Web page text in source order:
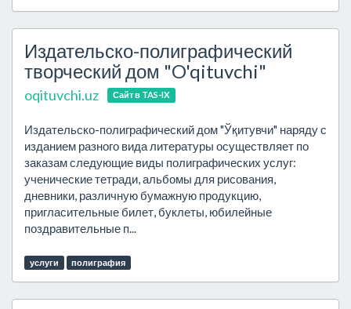
Издательско-полиграфический
творческий дом "O'qituvchi"
oqituvchi.uz Сайт в TAS-IX
Издательско-полиграфический дом "Ўқитувчи" наряду с
изданием разного вида литературы осуществляет по
заказам следующие виды полиграфических услуг:
ученические тетради, альбомы для рисования,
дневники, различную бумажную продукцию,
пригласительные билет, буклеты, юбилейные
поздравительные п...
услуги полиграфия